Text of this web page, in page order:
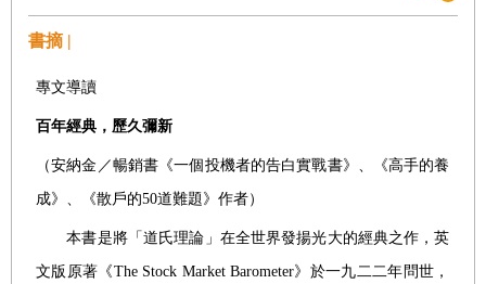
第二章
電影中的華爾街
電影與通俗劇／小說中的金融家
大禮帽與緊繃的臉／穿透歷史濃霧
寡婦與孤兒／道氏理論適用於任何股市
沒有事實為證的論據就是謬誤
書摘 |
專文導讀
百年經典，歷久彌新
（安納金／暢銷書《一個投機者的告白實戰書》、《高手的養
成》、《散戶的50道難題》作者）
本書是將「道氏理論」在全世界發揚光大的經典之作，英
文版原著《The Stock Market Barometer》於一九二二年問世，